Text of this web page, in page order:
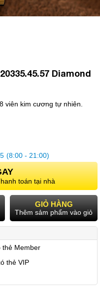
Diamond
viên kim cương tự nhiên.
(8:00 - 21:00)
toán tại nhà
GIỎ HÀNG
Thêm sảm phẩm vào giỏ
thẻ Member
thẻ VIP